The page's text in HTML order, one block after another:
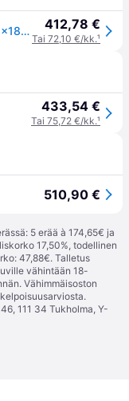
Makita dyksav DSP600Z, 165/56 mm, 2x18V - SOLO 412,78 €
Tai 72,10 €/kk.¹
433,54 €
Tai 75,72 €/kk.¹
510,90 €
5 erää à 174,65€ ja
17,50%, todellinen
47,88€. Talletus
vähintään 18-
Vähimmäisoston
111 34 Tukholma, Y-